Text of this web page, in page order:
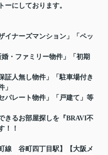
にしております。
イナーズマンション」「ペッ
婚・ファミリー物件」「初期
証人無し物件」「駐車場付き
」
パレート物件」「戸建て」等
きるお部屋探しを『BRAVI不
！！
線 谷町四丁目駅】【大阪メ